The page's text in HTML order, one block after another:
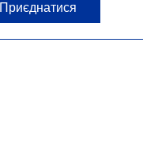
Приєднатися